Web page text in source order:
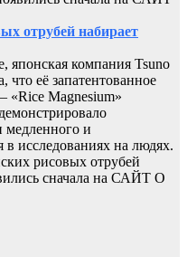
отрубей набирает
японская компания Tsuno
что её запатентованное
«Rice Magnesium»
медленного и
в исследованиях на людях.
рисовых отрубей
сначала на САЙТ О